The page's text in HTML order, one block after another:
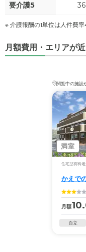
要介護5
※ 介護報酬の1単位は人件費率
月額費用・エリアが
閲覧中の施設
満室
住宅型有料
かえで
月額
自立